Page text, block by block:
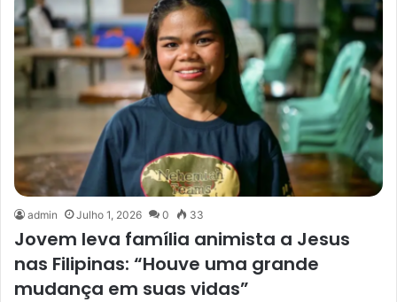
admin Julho 1, 2026 0 33
Jovem leva família animista a Jesus
nas Filipinas: “Houve uma grande
mudança em suas vidas”